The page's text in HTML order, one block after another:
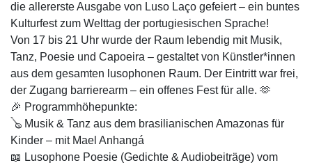
die allererste Ausgabe von Luso Laço gefeiert – ein buntes
Kulturfest zum Welttag der portugiesischen Sprache!
Von 17 bis 21 Uhr wurde der Raum lebendig mit Musik,
Tanz, Poesie und Capoeira – gestaltet von Künstler*innen
aus dem gesamten lusophonen Raum. Der Eintritt war frei,
der Zugang barrierearm – ein offenes Fest für alle. 🫶
🎉 Programmhöhepunkte:
🪕 Musik & Tanz aus dem brasilianischen Amazonas für
Kinder – mit Mael Anhangá
📖 Lusophone Poesie (Gedichte & Audiobeiträge) vom